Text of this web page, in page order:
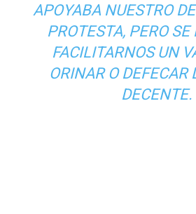
APOYABA NUESTRO
PROTESTA, PERO
FACILITARNOS UN
ORINAR O DEFECAR
DECENTE.